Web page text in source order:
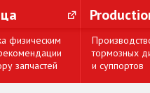
физическим
запчастей
тормозных
и суппортов